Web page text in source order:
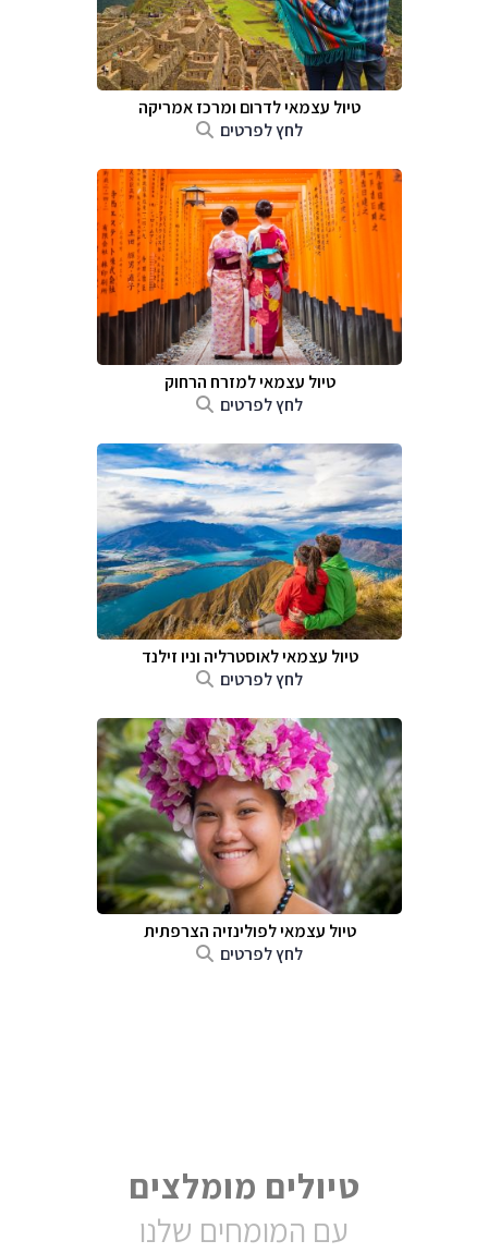
טיול עצמאי לדרום ומרכז אמריקה
לחץ לפרטים
טיול עצמאי למזרח הרחוק
לחץ לפרטים
טיול עצמאי לאוסטרליה וניו זילנד
לחץ לפרטים
טיול עצמאי לפולינזיה הצרפתית
לחץ לפרטים
טיולים מומלצים
עם המומחים שלנו